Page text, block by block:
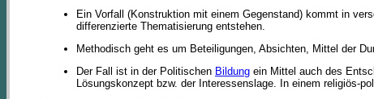
Ein Vorfall (Konstruktion mit einem Gegenstand) kommt in
differenzierte Thematisierung entstehen.
Methodisch geht es um Beteiligungen, Absichten, Mittel der
Der Fall ist in der Politischen Bildung ein Mittel auch des
Lösungskonzept bzw. der Interessenslage. In einem religiös-